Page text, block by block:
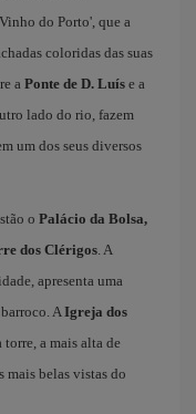
do Porto', que a
coloridas das suas
a Ponte de D. Luís e a
lado do rio, fazem
um dos seus diversos
o Palácio da Bolsa,
dos Clérigos. A
apresenta uma
AIgreja dos
torre, a mais alta de
mais belas vistas do